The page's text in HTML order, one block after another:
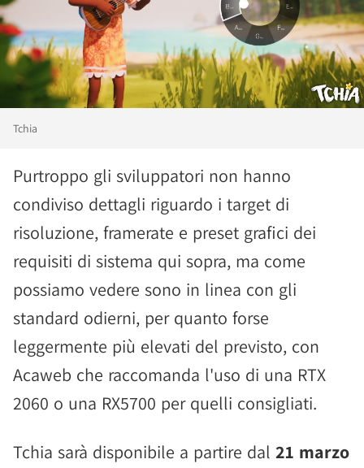
Tchia
Purtroppo gli sviluppatori non hanno
condiviso dettagli riguardo i target di
risoluzione, framerate e preset grafici dei
requisiti di sistema qui sopra, ma come
possiamo vedere sono in linea con gli
standard odierni, per quanto forse
leggermente più elevati del previsto, con
Acaweb che raccomanda l'uso di una RTX
2060 o una RX5700 per quelli consigliati.
Tchia sarà disponibile a partire dal 21 marzo